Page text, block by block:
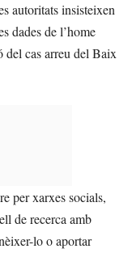
autoritats insisteixen
dades de l’home
del cas arreu del Baix
per xarxes socials,
de recerca amb
lo o aportar